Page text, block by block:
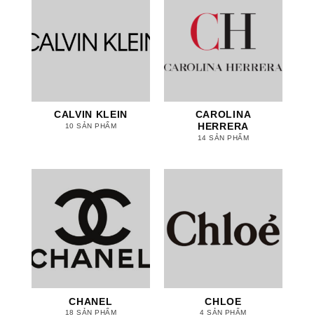
CALVIN KLEIN
10 SẢN PHẨM
CAROLINA
HERRERA
14 SẢN PHẨM
CHANEL
18 SẢN PHẨM
CHLOE
4 SẢN PHẨM